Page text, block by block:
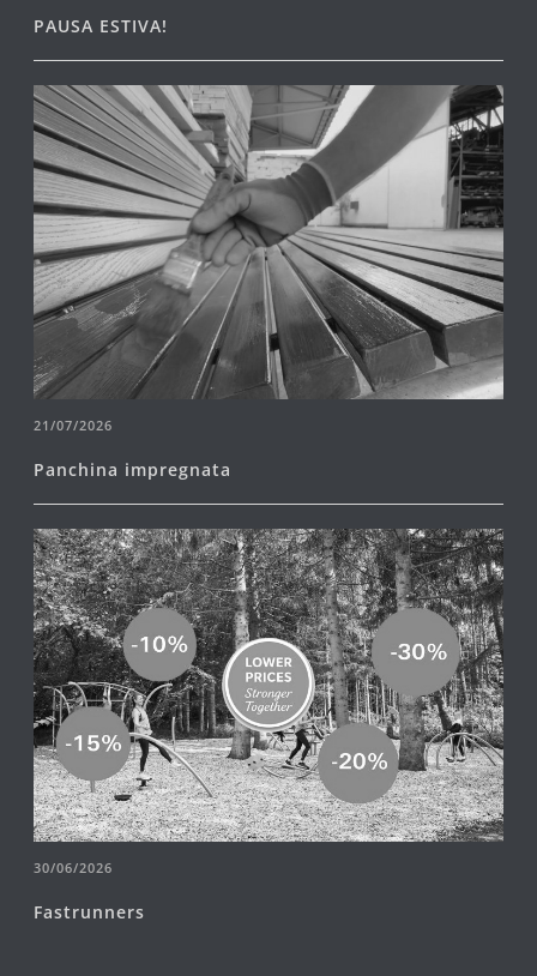
PAUSA ESTIVA!
21/07/2026
Panchina impregnata
30/06/2026
Fastrunners